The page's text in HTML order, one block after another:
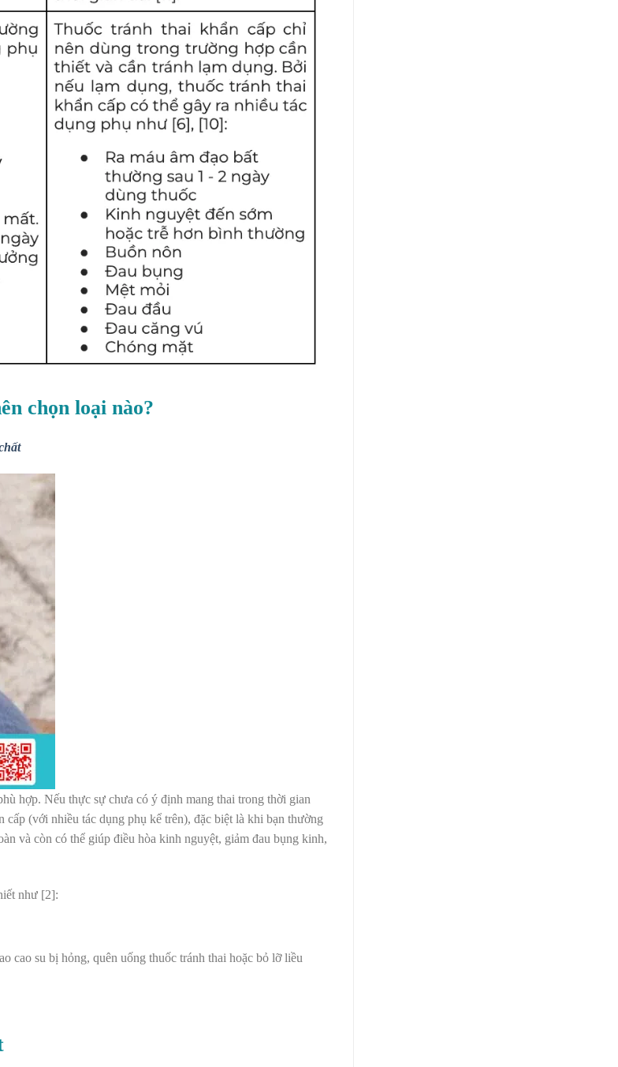
chọn loại nào?
hợp. Nếu thực sự chưa có ý định mang thai trong thời gian
(với nhiều tác dụng phụ kể trên), đặc biệt là khi bạn thường
và còn có thể giúp điều hòa kinh nguyệt, giảm đau bụng kinh,
như [2]:
cao su bị hỏng, quên uống thuốc tránh thai hoặc bỏ lỡ liều